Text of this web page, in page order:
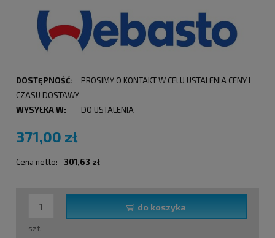
DOSTĘPNOŚĆ:
PROSIMY O KONTAKT W CELU USTALENIA CENY I
CZASU DOSTAWY
WYSYŁKA W:
DO USTALENIA
371,00 zł
Cena netto: 301,63 zł
szt.
do koszyka